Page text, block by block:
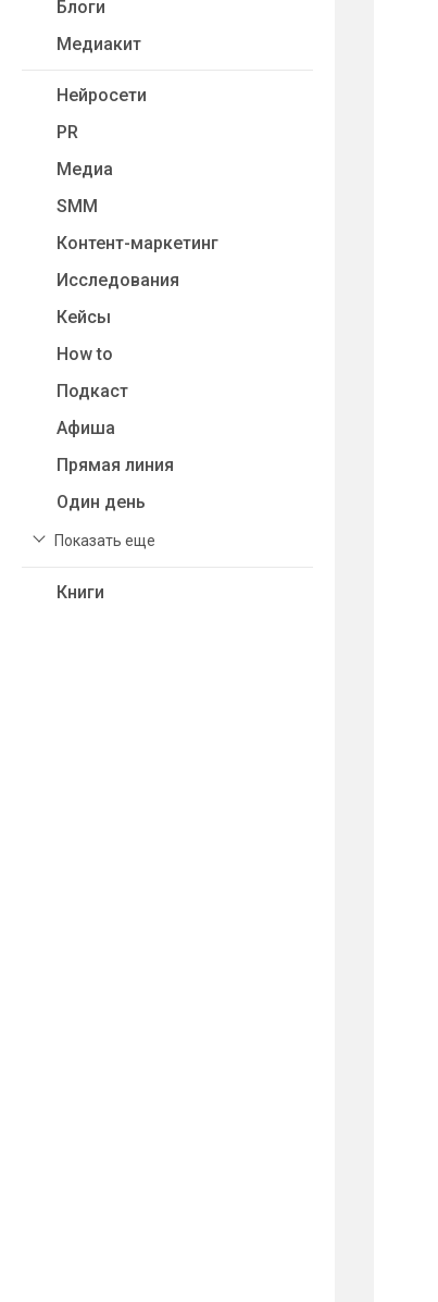
Блоги
Медиакит
Нейросети
PR
Медиа
SMM
Контент-маркетинг
Исследования
Кейсы
How to
Подкаст
Афиша
Прямая линия
Один день
Показать еще
Книги